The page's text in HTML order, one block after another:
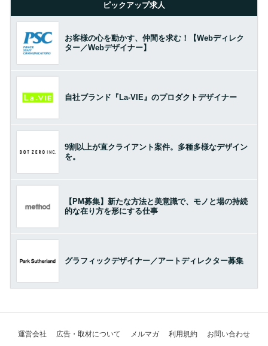
ピックアップ求人
お客様の心を動かす、仲間を求む！【Webディレク
ター／Webデザイナー】
自社ブランド『La-VIE』のプロダクトデザイナー
9割以上が直クライアント案件。多種多様なデザイン
を。
【PM募集】新たな方法と美意識で、モノと場の持続
的な在り方を形にする仕事
グラフィックデザイナー／アートディレクター募集
運営会社 広告・取材について メルマガ 利用規約 お問い合わせ